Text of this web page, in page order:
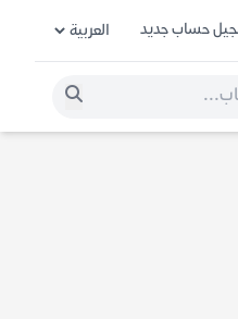
حساب جديد